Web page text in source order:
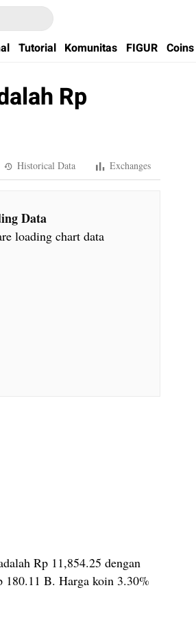
Tutorial Komunitas FIGUR Coins
Rp
Historical Data Exchanges
Data
loading chart data
Rp 11,854.25 dengan
180.11 B. Harga koin 3.30%